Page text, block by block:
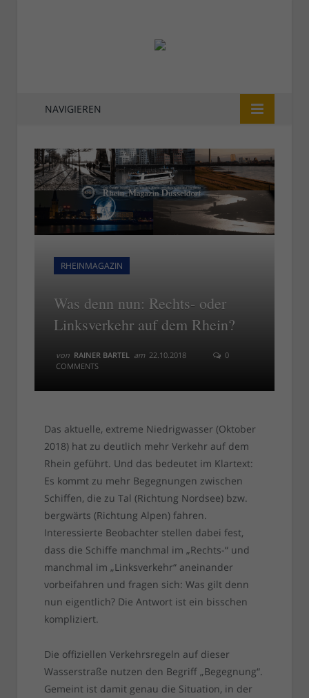
NAVIGIEREN
RHEINMAGAZIN
Was denn nun: Rechts- oder
Linksverkehr auf dem Rhein?
von RAINER BARTEL am 22.10.2018
0
COMMENTS
Das aktuelle, extreme Niedrigwasser (Oktober
2018) hat zu deutlich mehr Verkehr auf dem
Rhein geführt. Und das bedeutet im Klartext:
Es kommt zu mehr Begegnungen zwischen
Schiffen, die zu Tal (Richtung Nordsee) bzw.
bergwärts (Richtung Alpen) fahren.
Interessierte Beobachter stellen dabei fest,
dass die Schiffe manchmal im „Rechts-“ und
manchmal im „Linksverkehr“ aneinander
vorbeifahren und fragen sich: Was gilt denn
nun eigentlich? Die Antwort ist ein bisschen
kompliziert.
Die offiziellen Verkehrsregeln auf dieser
Wasserstraße nutzen den Begriff „Begegnung“.
Gemeint ist damit genau die Situation, in der